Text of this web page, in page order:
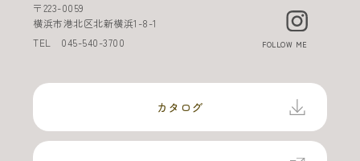
〒223-0059
横浜市港北区北新横浜1-8-1
TEL 045-540-3700 FOLLOW ME
カタログ